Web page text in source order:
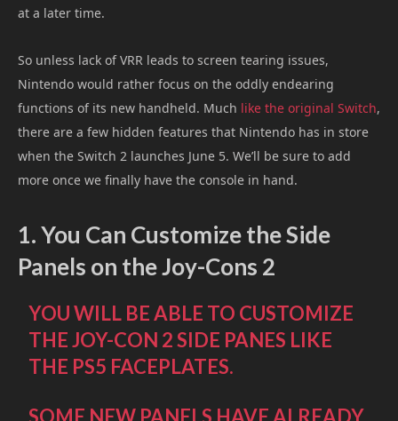
at a later time.
So unless lack of VRR leads to screen tearing issues,
Nintendo would rather focus on the oddly endearing
functions of its new handheld. Much like the original Switch,
there are a few hidden features that Nintendo has in store
when the Switch 2 launches June 5. We’ll be sure to add
more once we finally have the console in hand.
1. You Can Customize the Side
Panels on the Joy-Cons 2
YOU WILL BE ABLE TO CUSTOMIZE
THE JOY-CON 2 SIDE PANES LIKE
THE PS5 FACEPLATES.
SOME NEW PANELS HAVE ALREADY